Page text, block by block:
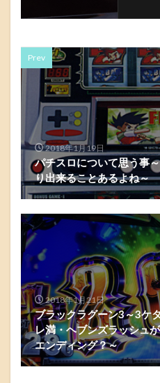
Prev
2018年1月19日
パチスロについて思う事
り出来ることあるよね～
2018年1月21日
ブラックラグーン3～3ケ
レ満・ヘブンズラッシュ
エンディング？～